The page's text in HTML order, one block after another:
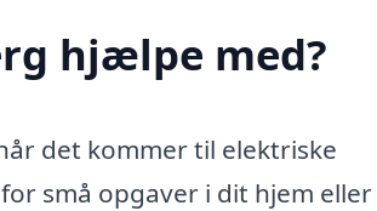
hjælpe med?
det kommer til elektriske
små opgaver i dit hjem eller